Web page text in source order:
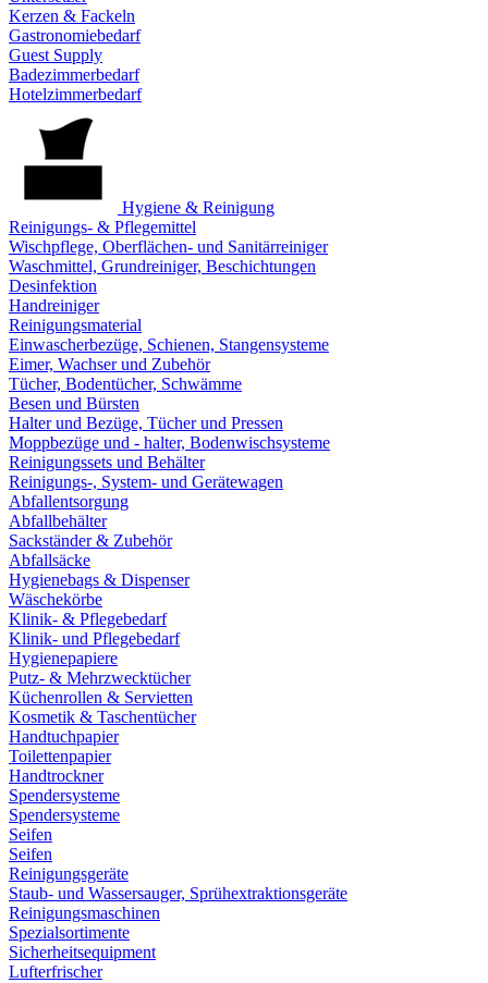
Kerzen & Fackeln
Gastronomiebedarf
Guest Supply
Badezimmerbedarf
Hotelzimmerbedarf
Hygiene & Reinigung
Reinigungs- & Pflegemittel
Wischpflege, Oberflächen- und Sanitärreiniger
Waschmittel, Grundreiniger, Beschichtungen
Desinfektion
Handreiniger
Reinigungsmaterial
Einwascherbezüge, Schienen, Stangensysteme
Eimer, Wachser und Zubehör
Tücher, Bodentücher, Schwämme
Besen und Bürsten
Halter und Bezüge, Tücher und Pressen
Moppbezüge und - halter, Bodenwischsysteme
Reinigungssets und Behälter
Reinigungs-, System- und Gerätewagen
Abfallentsorgung
Abfallbehälter
Sackständer & Zubehör
Abfallsäcke
Hygienebags & Dispenser
Wäschekörbe
Klinik- & Pflegebedarf
Klinik- und Pflegebedarf
Hygienepapiere
Putz- & Mehrzwecktücher
Küchenrollen & Servietten
Kosmetik & Taschentücher
Handtuchpapier
Toilettenpapier
Handtrockner
Spendersysteme
Spendersysteme
Seifen
Seifen
Reinigungsgeräte
Staub- und Wassersauger, Sprühextraktionsgeräte
Reinigungsmaschinen
Spezialsortimente
Sicherheitsequipment
Lufterfrischer